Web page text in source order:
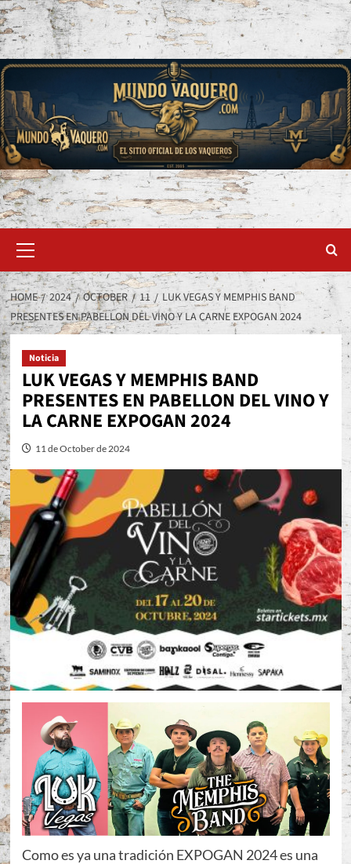
Skip
to
content
Menu
HOME 2024 OCTOBER 11
LUK VEGAS Y MEMPHIS BAND
PRESENTES EN PABELLON DEL VINO Y LA CARNE EXPOGAN 2024
Noticia
LUK VEGAS Y MEMPHIS BAND
PRESENTES EN PABELLON DEL VINO Y
LA CARNE EXPOGAN 2024
11 de October de 2024
Como es ya una tradición EXPOGAN 2024 es una